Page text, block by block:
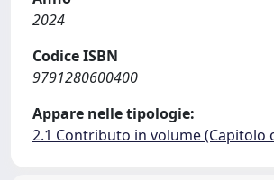
2024
Codice ISBN
9791280600400
Appare nelle tipologie:
2.1 Contributo in volume (Capitolo